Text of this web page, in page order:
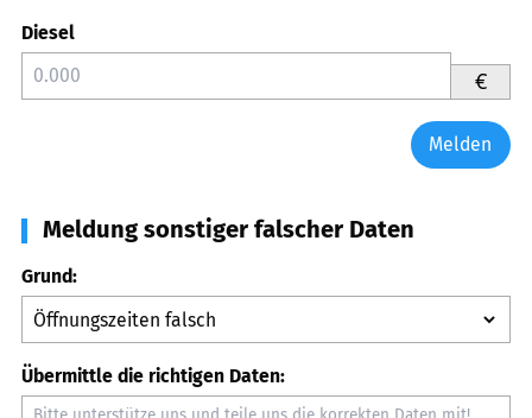
Diesel
€
Melden
Meldung sonstiger falscher Daten
Grund:
Übermittle die richtigen Daten: